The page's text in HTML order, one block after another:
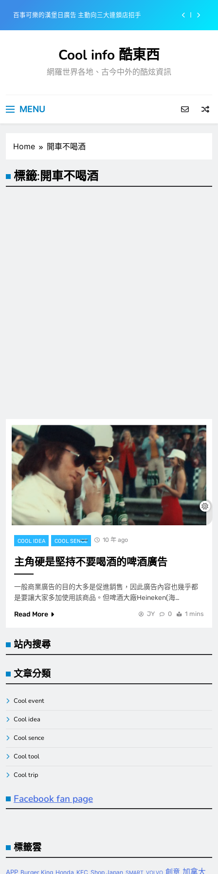
content
百事可樂的漢堡日廣告 主動向三大連鎖店招手
戴著金牌的醬油瓶 市佔率第一的龜甲萬廣告
感動落淚也笑到流淚的斷髮式
Cool info 酷東西
網羅世界各地、古今中外的酷炫資訊
MENU
Home 開車不喝酒
標籤:開車不喝酒
COOL IDEA COOL SENCE 10 年 ago
主角硬是堅持不要喝酒的啤酒廣告
一般商業廣告的目的大多是促進銷售，因此廣告內容也幾乎都
是要讓大家多加使用該商品。但啤酒大廠Heineken(海…
Read More
JY 0 1 mins
站內搜尋
文章分類
Cool event
Cool idea
Cool sence
Cool tool
Cool trip
Facebook fan page
標籤雲
APP Burger King Honda KFC Shop Japan 創意 加拿大